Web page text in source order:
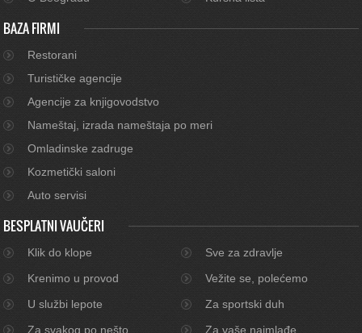
BAZA FIRMI
Restorani
Turističke agencije
Agencije za knjigovodstvo
Nameštaj, izrada nameštaja po meri
Omladinske zadruge
Kozmetički saloni
Auto servisi
BESPLATNI VAUČERI
Klik do klope
Sve za zdravlje
Krenimo u provod
Vežite se, polećemo
U službi lepote
Za sportski duh
Za svakog po nešto
Za vaše najmlađe